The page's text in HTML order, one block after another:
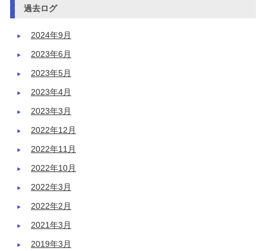
過去ログ
2024年9月
2023年6月
2023年5月
2023年4月
2023年3月
2022年12月
2022年11月
2022年10月
2022年3月
2022年2月
2021年3月
2019年3月